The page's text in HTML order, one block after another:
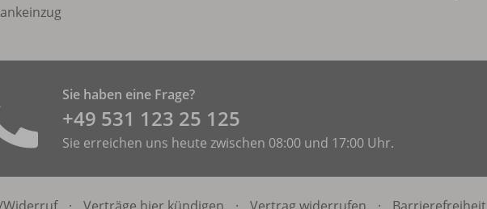
Sie haben eine Frage?
+49 531 ­123 25 125
Sie erreichen uns heute zwischen 08:00 und 17:00 Uhr.